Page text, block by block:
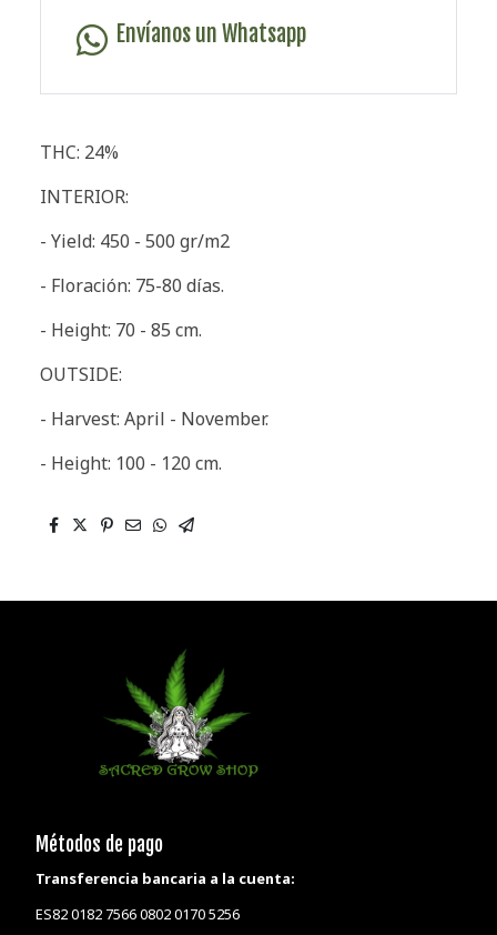
Envíanos un Whatsapp
THC: 24%
INTERIOR:
- Yield: 450 - 500 gr/m2
- Floración: 75-80 días.
- Height: 70 - 85 cm.
OUTSIDE:
- Harvest: April - November.
- Height: 100 - 120 cm.
Métodos de pago
Transferencia bancaria a la cuenta:
ES82 0182 7566 0802 0170 5256